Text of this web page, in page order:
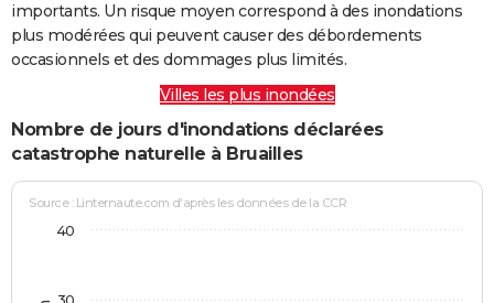
importants. Un risque moyen correspond à des inondations
plus modérées qui peuvent causer des débordements
occasionnels et des dommages plus limités.
Villes les plus inondées
Nombre de jours d'inondations déclarées
catastrophe naturelle à Bruailles
Source : Linternaute.com d'après les données de la CCR
30
40